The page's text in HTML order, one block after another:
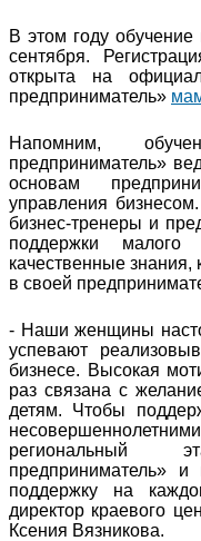
В этом году
сентября.
открыта на
предприниматель»
Напомним,
предприниматель»
основам
управления
бизнес-тренеры и
поддержки малого
качественные
в своей
- Наши женщины
успевают
бизнесе. Высокая
раз связана с
детям. Чтобы
региональный
предприниматель» и
поддержку на
директор краевого
Ксения Вязникова.